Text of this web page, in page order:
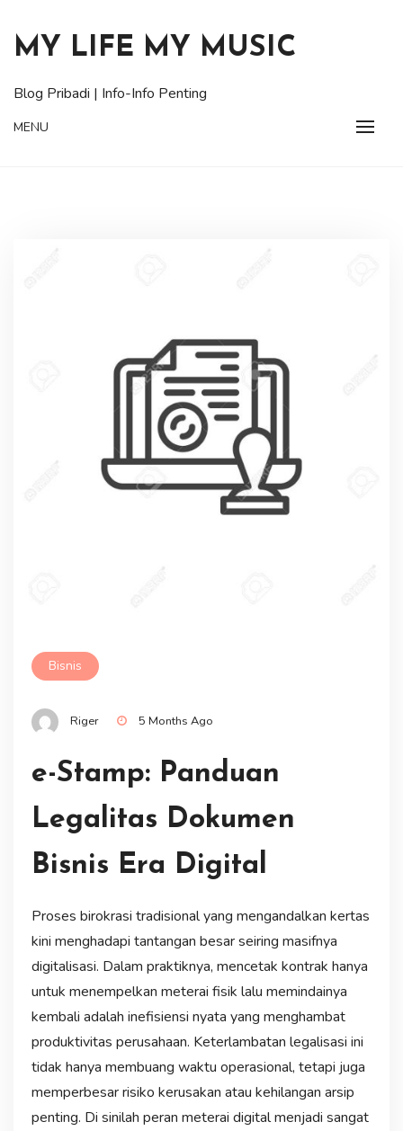
content
MY LIFE MY MUSIC
Blog Pribadi | Info-Info Penting
MENU
Bisnis
Riger 5 Months Ago
e-Stamp: Panduan
Legalitas Dokumen
Bisnis Era Digital
Proses birokrasi tradisional yang mengandalkan kertas
kini menghadapi tantangan besar seiring masifnya
digitalisasi. Dalam praktiknya, mencetak kontrak hanya
untuk menempelkan meterai fisik lalu memindainya
kembali adalah inefisiensi nyata yang menghambat
produktivitas perusahaan. Keterlambatan legalisasi ini
tidak hanya membuang waktu operasional, tetapi juga
memperbesar risiko kerusakan atau kehilangan arsip
penting. Di sinilah peran meterai digital menjadi sangat